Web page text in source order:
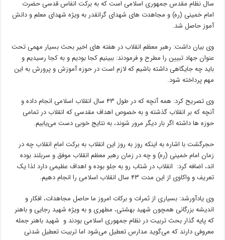
سال نظام مقدس جمهوری اسلامی است که به برکت انفاس قدسی حضرت
امام خمینی (ره) و مجاهدت های شهدای گرانقدر به ویژه شهدای معلم و دانش
آموز حاصل شد.
وی بیان داشت: رهبر معظم انقلاب در هفته های اخیر بحث بسیار مهمی تحت
عنوان جهاد تبیین را مطرح و فرمودند: ببینیم کجا بودیم و به کجا رسیدیم و
باید چه جایگاهی داشته باشیم که لازم است در حوزه آموزش و پرورش به این
مهم پرداخته شود.
وی تصریح کرد: همه آنچه که در طول ۴۳ سال انقلاب اسلامی انجام داده و
آنچه که بر انقلاب گذشته و به خصوص اهداف مقدسی که انقلاب در تمامی
حوزه ها داشته اگر بار دیگر مرور شوند، به نتایج خوبی دست می‌یابیم.
حجرگشت با اشاره به اینکه روز به روز این انقلاب به برکت امامِ انقلاب چه در
زمان امام خمینی (ره) و چه در زمان رهبر معظم انقلاب موفق و سربلند بوده
اند، اضافه کرد: انقلاب در شتاب رو به جلو بوده و اهداف عظیمی دارد لذا یک
تعریف و واکاوی از این مدت ۴۳ سال انقلاب اسلامی را انجام دهیم.
وی یادآورشد: بسیاری از ثمرات و برکات امروز ما حاصل مجاهدات، افکار و
اندیشه بزرگانی همچون شهید بهشتی، مطهری و به ویژه شهید رجایی و باهنر
که پایه گذار بحث تربیت در نظام‌ جمهوری اسلامی بودند و شهید باهنر جمله
معروفی دارند که می‌گوید مدارس تعطیل می‌شود اما تربیت تعطیل شدنی